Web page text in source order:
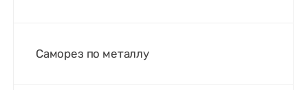
Саморез по металлу